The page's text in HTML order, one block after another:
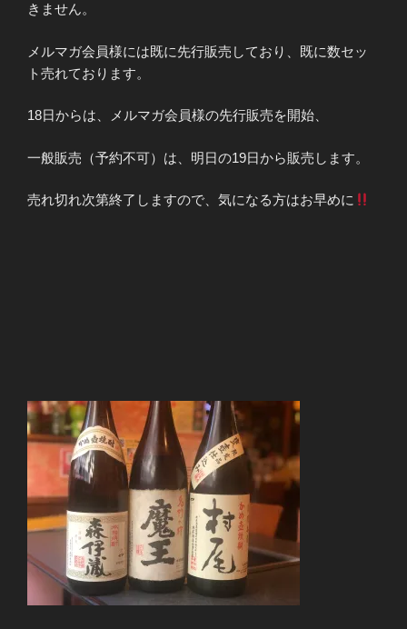
きません。
メルマガ会員様には既に先行販売しており、既に数セッ
ト売れております。
18日からは、メルマガ会員様の先行販売を開始、
一般販売（予約不可）は、明日の19日から販売します。
売れ切れ次第終了しますので、気になる方はお早めに